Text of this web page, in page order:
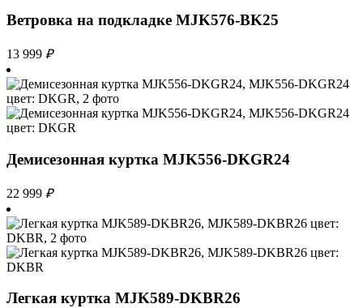
Ветровка на подкладке MJK576-BK25
13 999 ₽
Демисезонная куртка MJK556-DKGR24
22 999 ₽
Легкая куртка MJK589-DKBR26